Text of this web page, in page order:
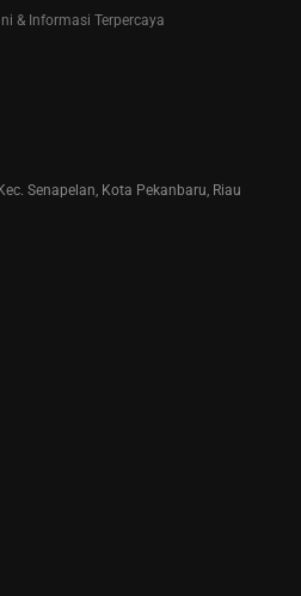
& Informasi Terpercaya
Senapelan, Kota Pekanbaru, Riau